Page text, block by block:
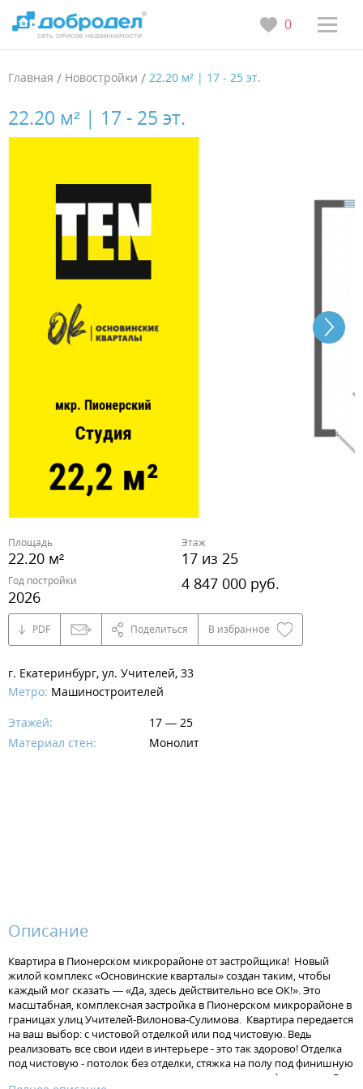
0
Главная / Новостройки / 22.20 м² | 17 - 25 эт.
22.20 м² | 17 - 25 эт.
Площадь
22.20 м²
Этаж
17 из 25
Год постройки
2026
4 847 000 руб.
PDF Поделиться В избранное
г. Екатеринбург, ул. Учителей, 33
Метро: Машиностроителей
Этажей:
17 — 25
Материал стен:
Монолит
Описание
Квартира в Пионерском микрорайоне от застройщика! Новый
жилой комплекс «Основинские кварталы» создан таким, чтобы
каждый мог сказать — «Да, здесь действительно все ОК!». Это
масштабная, комплексная застройка в Пионерском микрорайоне в
границах улиц Учителей-Вилонова-Сулимова. Квартира передается
на ваш выбор: с чистовой отделкой или под чистовую. Ведь
реализовать все свои идеи в интерьере - это так здорово! Отделка
под чистовую - потолок без отделки, стяжка на полу под финишную
отделку, штукатурка на стенах, установлена электрофурнитура. В